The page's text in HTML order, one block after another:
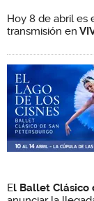
Hoy 8 de abril es
transmisión en
El Ballet Clásico